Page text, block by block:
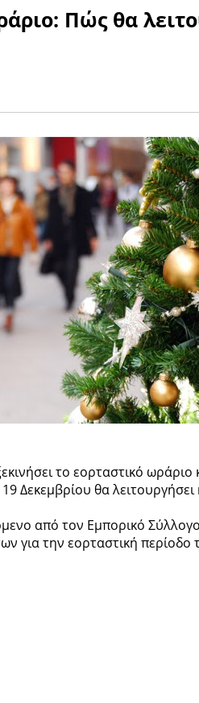
Πώς θα
το εορταστικό
19 Δεκεμβρίου θα
από τον Εμπορικό
για την εορταστική περίοδο